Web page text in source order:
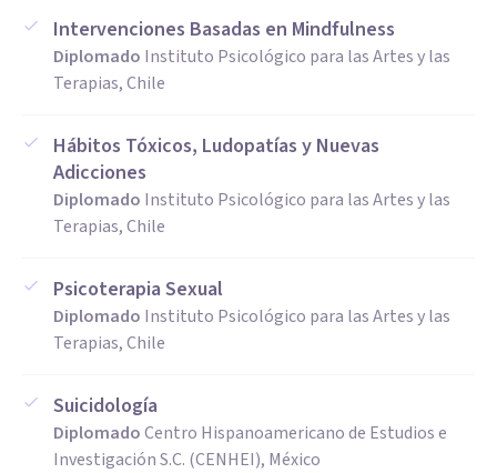
Intervenciones Basadas en Mindfulness
Diplomado Instituto Psicológico para las Artes y las
Terapias, Chile
Hábitos Tóxicos, Ludopatías y Nuevas
Adicciones
Diplomado Instituto Psicológico para las Artes y las
Terapias, Chile
Psicoterapia Sexual
Diplomado Instituto Psicológico para las Artes y las
Terapias, Chile
Suicidología
DiplomadoCentro Hispanoamericano de Estudios e
Investigación S.C. (CENHEI), México